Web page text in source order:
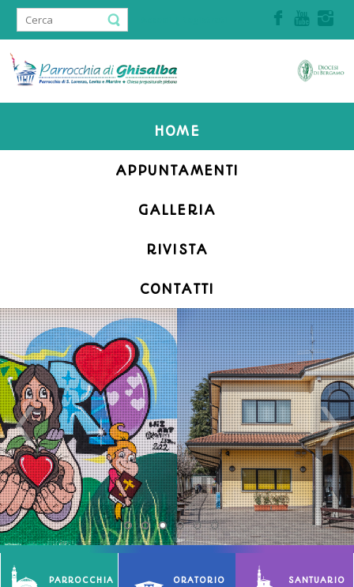
HOME
APPUNTAMENTI
GALLERIA
RIVISTA
CONTATTI
PARROCCHIA ORATORIO SANTUARIO